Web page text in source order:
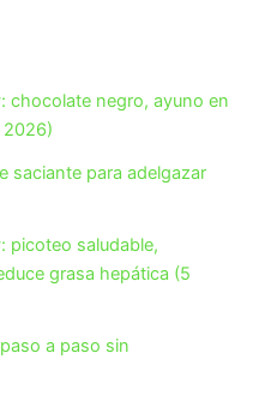
chocolate negro, ayuno en
saciante para adelgazar
picoteo saludable,
grasa hepática (5
a paso sin